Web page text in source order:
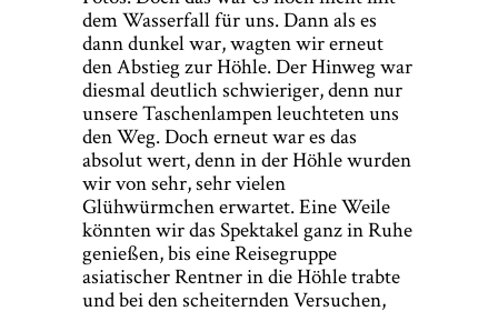
dem Wasserfall für uns. Dann als es
dann dunkel war, wagten wir erneut
den Abstieg zur Höhle. Der Hinweg war
diesmal deutlich schwieriger, denn nur
unsere Taschenlampen leuchteten uns
den Weg. Doch erneut war es das
absolut wert, denn in der Höhle wurden
wir von sehr, sehr vielen
Glühwürmchen erwartet. Eine Weile
könnten wir das Spektakel ganz in Ruhe
genießen, bis eine Reisegruppe
asiatischer Rentner in die Höhle trabte
und bei den scheiternden Versuchen,